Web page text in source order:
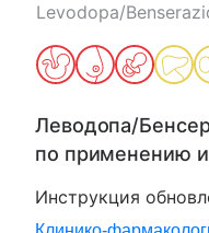
Levodopa/
Леводопа/
по применению
Инструкция